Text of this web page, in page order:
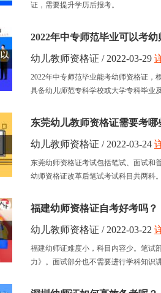
证，需要提升学历后报考。
2022年中专师范毕业可以考幼
幼儿教师资格证 / 2022-03-29
2022年中专师范毕业能考幼师资格证，
具备幼儿师范专科学校或大学专科毕业
东莞幼儿教师资格证需要考哪
幼儿教师资格证 / 2022-03-24
东莞幼师资格证考试包括笔试、面试和
幼师资格证改革后笔试考试科目共两科。
福建幼师资格证自考好考吗？
幼儿教师资格证 / 2022-03-22
福建幼师证难度小，科目内容少。笔试
力》。面试部分也不需要进行学科知识